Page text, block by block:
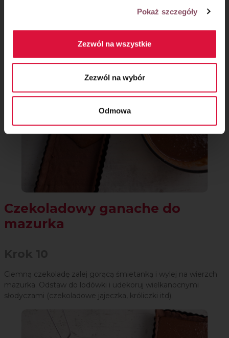
Pokaż szczegóły
Zezwól na wszystkie
Zezwól na wybór
Odmowa
Masę ciasteczkową wyłóż na wystudzony spód i odstaw do
lodówki na minimum 30 minut.
Czekoladowy ganache do
mazurka
Ciemną czekoladę zalej gorącą śmietanką i wylej na wierzch
mazurka. Odstaw do lodówki i udekoruj wielkanocnymi
słodyczami (czekoladowe jajeczka, króliczki itd).